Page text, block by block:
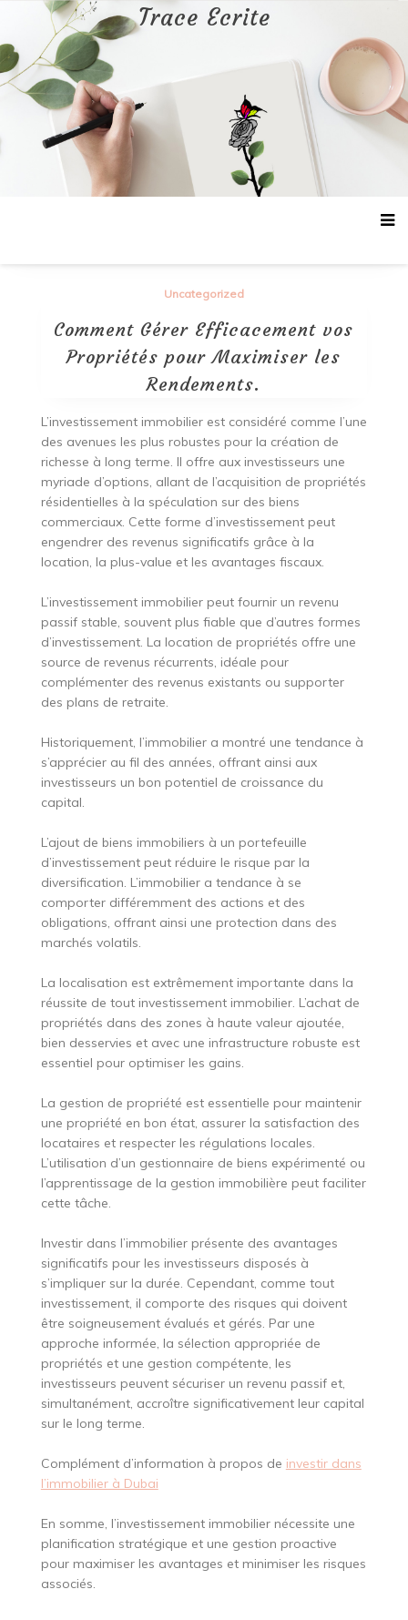
contenu
Trace Ecrite
Uncategorized
Comment Gérer Efficacement vos
Propriétés pour Maximiser les
Rendements.
L’investissement immobilier est considéré comme l’une
des avenues les plus robustes pour la création de
richesse à long terme. Il offre aux investisseurs une
myriade d’options, allant de l’acquisition de propriétés
résidentielles à la spéculation sur des biens
commerciaux. Cette forme d’investissement peut
engendrer des revenus significatifs grâce à la
location, la plus-value et les avantages fiscaux.
L’investissement immobilier peut fournir un revenu
passif stable, souvent plus fiable que d’autres formes
d’investissement. La location de propriétés offre une
source de revenus récurrents, idéale pour
complémenter des revenus existants ou supporter
des plans de retraite.
Historiquement, l’immobilier a montré une tendance à
s’apprécier au fil des années, offrant ainsi aux
investisseurs un bon potentiel de croissance du
capital.
L’ajout de biens immobiliers à un portefeuille
d’investissement peut réduire le risque par la
diversification. L’immobilier a tendance à se
comporter différemment des actions et des
obligations, offrant ainsi une protection dans des
marchés volatils.
La localisation est extrêmement importante dans la
réussite de tout investissement immobilier. L’achat de
propriétés dans des zones à haute valeur ajoutée,
bien desservies et avec une infrastructure robuste est
essentiel pour optimiser les gains.
La gestion de propriété est essentielle pour maintenir
une propriété en bon état, assurer la satisfaction des
locataires et respecter les régulations locales.
L’utilisation d’un gestionnaire de biens expérimenté ou
l’apprentissage de la gestion immobilière peut faciliter
cette tâche.
Investir dans l’immobilier présente des avantages
significatifs pour les investisseurs disposés à
s’impliquer sur la durée. Cependant, comme tout
investissement, il comporte des risques qui doivent
être soigneusement évalués et gérés. Par une
approche informée, la sélection appropriée de
propriétés et une gestion compétente, les
investisseurs peuvent sécuriser un revenu passif et,
simultanément, accroître significativement leur capital
sur le long terme.
Complément d’information à propos de investir dans
l’immobilier à Dubai
En somme, l’investissement immobilier nécessite une
planification stratégique et une gestion proactive
pour maximiser les avantages et minimiser les risques
associés.